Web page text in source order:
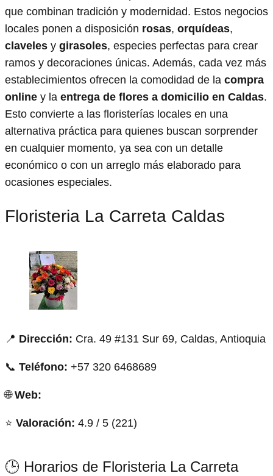
que combinan tradición y modernidad. Estos negocios
locales ponen a disposición rosas, orquídeas,
claveles y girasoles, especies perfectas para crear
ramos y decoraciones únicas. Además, cada vez más
establecimientos ofrecen la comodidad de la compra
online y la entrega de flores a domicilio en Caldas.
Esto convierte a las floristerías locales en una
alternativa práctica para quienes buscan sorprender
en cualquier momento, ya sea con un detalle
económico o con un arreglo más elaborado para
ocasiones especiales.
Floristeria La Carreta Caldas
📍 Dirección: Cra. 49 #131 Sur 69, Caldas, Antioquia
📞 Teléfono: +57 320 6468689
🌐Web:
⭐ Valoración: 4.9 / 5 (221)
🕒 Horarios de Floristeria La Carreta